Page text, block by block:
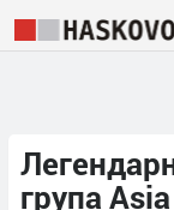
група